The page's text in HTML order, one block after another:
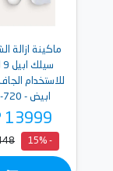
ماكينة ازالة
للاستخدام
ابيض - SES9-720
13999
- 15%